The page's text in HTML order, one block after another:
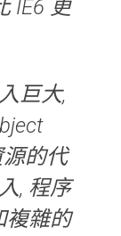
IE6 更
巨大,
的代
, 程序
複雜的